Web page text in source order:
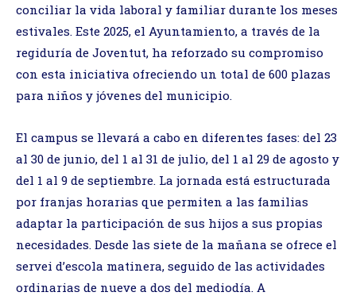
conciliar la vida laboral y familiar durante los meses
estivales. Este 2025, el Ayuntamiento, a través de la
regiduría de Joventut, ha reforzado su compromiso
con esta iniciativa ofreciendo un total de 600 plazas
para niños y jóvenes del municipio.
El campus se llevará a cabo en diferentes fases: del 23
al 30 de junio, del 1 al 31 de julio, del 1 al 29 de agosto y
del 1 al 9 de septiembre. La jornada está estructurada
por franjas horarias que permiten a las familias
adaptar la participación de sus hijos a sus propias
necesidades. Desde las siete de la mañana se ofrece el
servei d’escola matinera, seguido de las actividades
ordinarias de nueve a dos del mediodía. A